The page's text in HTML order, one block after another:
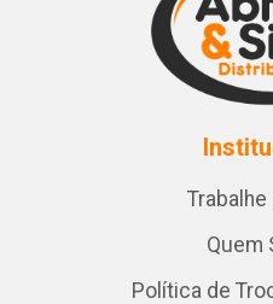
Quem
Política de